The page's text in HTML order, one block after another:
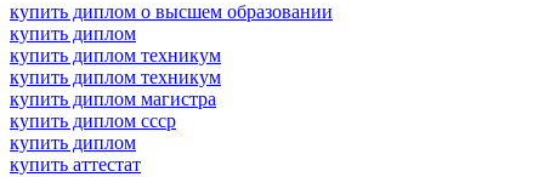
купить диплом о высшем образовании
купить диплом
купить диплом техникум
купить диплом техникум
купить диплом магистра
купить диплом ссср
купить диплом
купить аттестат